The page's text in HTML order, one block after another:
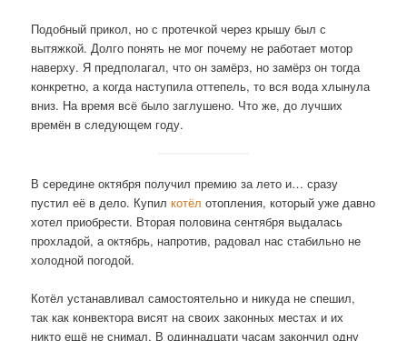
Подобный прикол, но с протечкой через крышу был с
вытяжкой. Долго понять не мог почему не работает мотор
наверху. Я предполагал, что он замёрз, но замёрз он тогда
конкретно, а когда наступила оттепель, то вся вода хлынула
вниз. На время всё было заглушено. Что же, до лучших
времён в следующем году.
В середине октября получил премию за лето и… сразу
пустил её в дело. Купилкотёлотопления, который уже давно
хотел приобрести. Вторая половина сентября выдалась
прохладой, а октябрь, напротив, радовал нас стабильно не
холодной погодой.
Котёл устанавливал самостоятельно и никуда не спешил,
так как конвектора висят на своих законных местах и их
никто ещё не снимал. В одиннадцати часам закончил одну